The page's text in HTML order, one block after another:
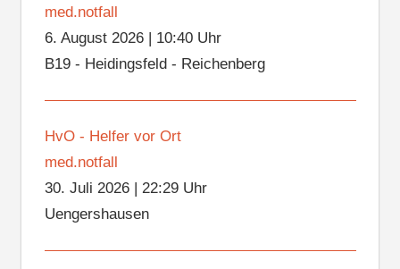
med.notfall
6. August 2026| 10:40 Uhr
B19 - Heidingsfeld - Reichenberg
HvO - Helfer vor Ort
med.notfall
30. Juli 2026| 22:29 Uhr
Uengershausen